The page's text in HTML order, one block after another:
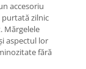
accesoriu
purtată zilnic
Mărgelele
aspectul lor
fără